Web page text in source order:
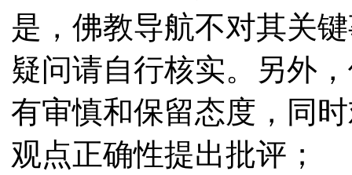
是，佛教导航不对其关
疑问请自行核实。另外
有审慎和保留态度，同
观点正确性提出批评；